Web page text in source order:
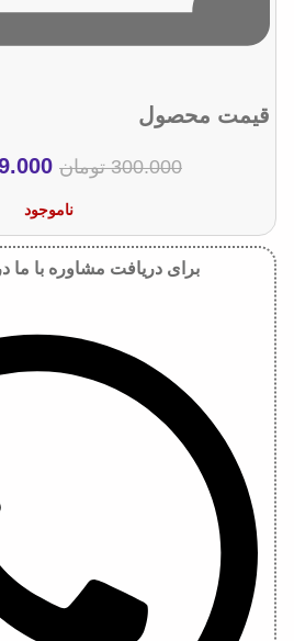
قیمت محصول
300.000 تومان
ناموجود
برای دریافت مشاوره با ما